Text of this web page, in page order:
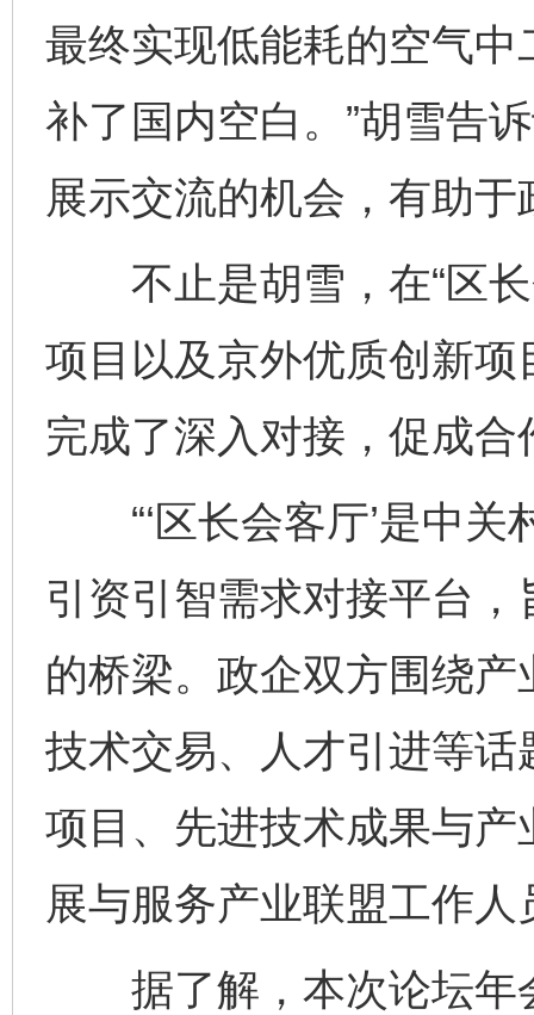
最终实现低能耗的空气
补了国内空白。”胡雪告
展示交流的机会，有助
不止是胡雪，在“区长
项目以及京外优质创新
完成了深入对接，促成合
“‘区长会客厅’是中关
引资引智需求对接平台
的桥梁。政企双方围绕
技术交易、人才引进等
项目、先进技术成果与产
展与服务产业联盟工作
据了解，本次论坛年